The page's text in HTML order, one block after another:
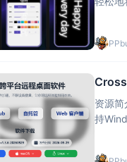
资源简
持